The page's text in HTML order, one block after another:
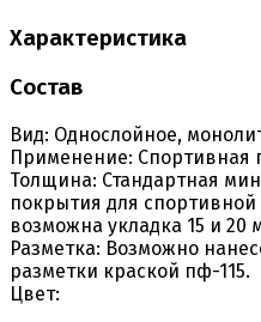
Характеристика
Состав
Вид: Однослойное,
Применение: Спортивная
Толщина: Стандартная
покрытия для
возможна укладка 15 и 20
Разметка: Возможно
разметки краской пф-115.
Цвет: